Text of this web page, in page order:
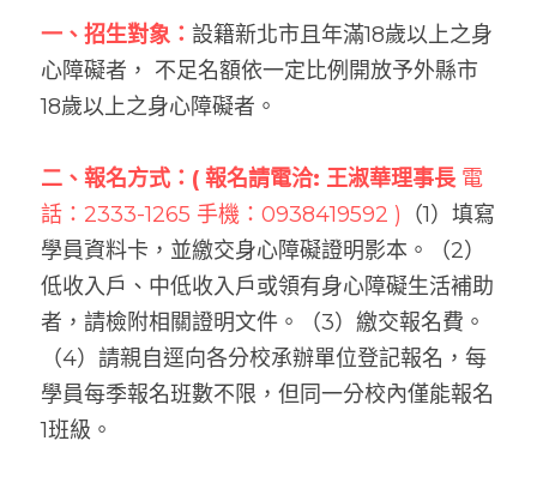
一、招生對象： 設籍新北市且年滿18歲以上之身
心障礙者， 不足名額依一定比例開放予外縣市
18歲以上之身心障礙者。
二、報名方式：( 報名請電洽: 王淑華理事長 電
話：2333-1265 手機：0938419592 ) （1）填寫
學員資料卡，並繳交身心障礙證明影本。（2）
低收入戶、中低收入戶或領有身心障礙生活補助
者，請檢附相關證明文件。（3）繳交報名費。
（4）請親自逕向各分校承辦單位登記報名，每
學員每季報名班數不限，但同一分校內僅能報名
1班級。